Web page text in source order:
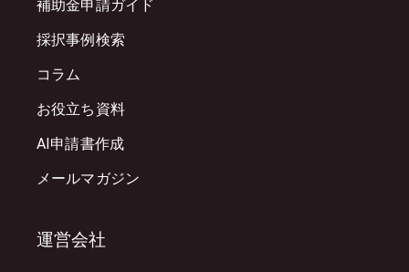
補助金申請ガイド
採択事例検索
コラム
お役立ち資料
AI申請書作成
メールマガジン
運営会社